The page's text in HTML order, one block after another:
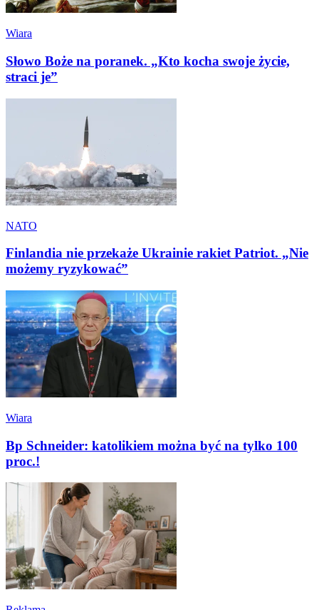
Wiara
Słowo Boże na poranek. „Kto kocha swoje życie,
straci je”
NATO
Finlandia nie przekaże Ukrainie rakiet Patriot. „Nie
możemy ryzykować”
Wiara
Bp Schneider: katolikiem można być na tylko 100
proc.!